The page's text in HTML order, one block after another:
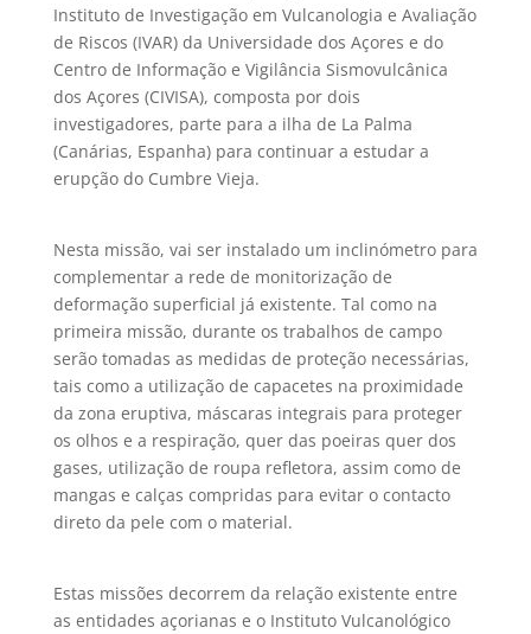
Instituto de Investigação em Vulcanologia e Avaliação
de Riscos (IVAR) da Universidade dos Açores e do
Centro de Informação e Vigilância Sismovulcânica
dos Açores (CIVISA), composta por dois
investigadores, parte para a ilha de La Palma
(Canárias, Espanha) para continuar a estudar a
erupção do Cumbre Vieja.
Nesta missão, vai ser instalado um inclinómetro para
complementar a rede de monitorização de
deformação superficial já existente. Tal como na
primeira missão, durante os trabalhos de campo
serão tomadas as medidas de proteção necessárias,
tais como a utilização de capacetes na proximidade
da zona eruptiva, máscaras integrais para proteger
os olhos e a respiração, quer das poeiras quer dos
gases, utilização de roupa refletora, assim como de
mangas e calças compridas para evitar o contacto
direto da pele com o material.
Estas missões decorrem da relação existente entre
as entidades açorianas e o Instituto Vulcanológico